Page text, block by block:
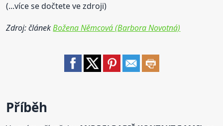
(...více se dočtete ve zdroji)
Zdroj: článekBožena Němcová (Barbora Novotná)
Příběh